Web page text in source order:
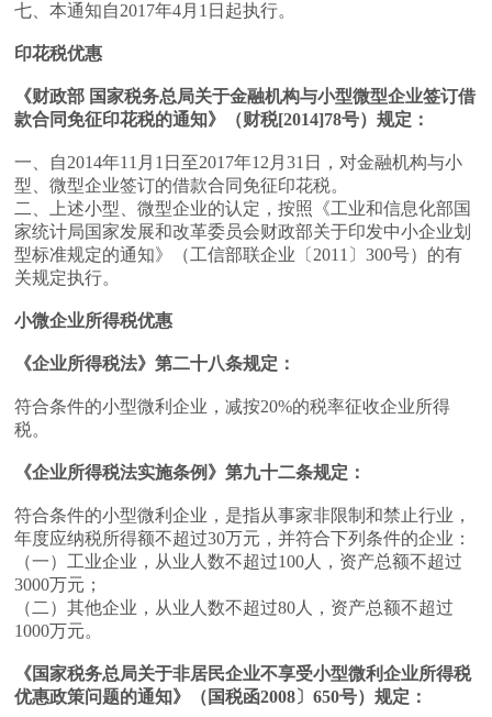
七、本通知自2017年4月1日起执行。
印花税优惠
《财政部 国家税务总局关于金融机构与小型微型企业签订借
款合同免征印花税的通知》（财税[2014]78号）规定：
一、自2014年11月1日至2017年12月31日，对金融机构与小
型、微型企业签订的借款合同免征印花税。
二、上述小型、微型企业的认定，按照《工业和信息化部国
家统计局国家发展和改革委员会财政部关于印发中小企业划
型标准规定的通知》（工信部联企业〔2011〕300号）的有
关规定执行。
小微企业所得税优惠
《企业所得税法》第二十八条规定：
符合条件的小型微利企业，减按20%的税率征收企业所得
税。
《企业所得税法实施条例》第九十二条规定：
符合条件的小型微利企业，是指从事家非限制和禁止行业，
年度应纳税所得额不超过30万元，并符合下列条件的企业：
（一）工业企业，从业人数不超过100人，资产总额不超过
3000万元；
（二）其他企业，从业人数不超过80人，资产总额不超过
1000万元。
《国家税务总局关于非居民企业不享受小型微利企业所得税
优惠政策问题的通知》（国税函2008〕650号）规定：